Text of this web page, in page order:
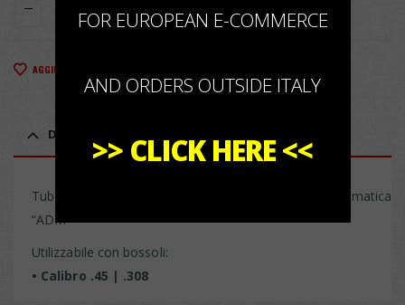
AGGIUNGI ALLA LISTA DEI DESIDERI
DESCRIZIONE
Tubo alimentazione bossoli per Decapsulatrice Automatica
“ADM”
Utilizzabile con bossoli:
• Calibro .45 | .308
FOR EUROPEAN E-COMMERCE
AND ORDERS OUTSIDE ITALY
>> CLICK HERE<<